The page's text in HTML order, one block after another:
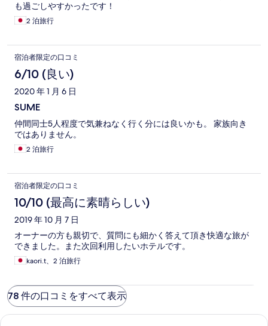
も過ごしやすかったです！
2 泊旅行
宿泊者限定の口コミ
6/10 (良い)
2020 年 1 月 6 日
SUME
仲間同士5人程度で気兼ねなく行く分には良いかも。 家族向き
ではありません。
2 泊旅行
宿泊者限定の口コミ
10/10 (最高に素晴らしい)
2019 年 10 月 7 日
オーナーの方も親切で、質問にも細かく答えて頂き快適な旅が
できました。また次回利用したいホテルです。
kaori.t、2 泊旅行
78 件の口コミをすべて表示